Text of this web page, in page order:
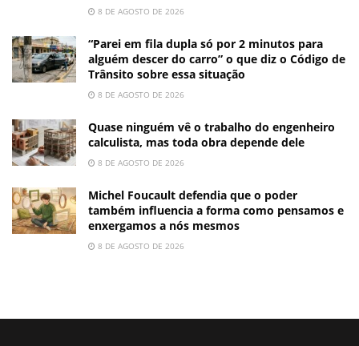
8 DE AGOSTO DE 2026
“Parei em fila dupla só por 2 minutos para
alguém descer do carro” o que diz o Código de
Trânsito sobre essa situação
8 DE AGOSTO DE 2026
Quase ninguém vê o trabalho do engenheiro
calculista, mas toda obra depende dele
8 DE AGOSTO DE 2026
Michel Foucault defendia que o poder
também influencia a forma como pensamos e
enxergamos a nós mesmos
8 DE AGOSTO DE 2026